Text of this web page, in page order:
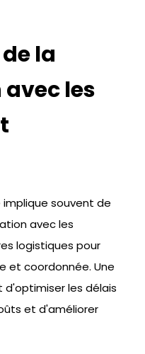
la
les
souvent de
avec les
logistiques pour
et coordonnée. Une
les délais
et d'améliorer